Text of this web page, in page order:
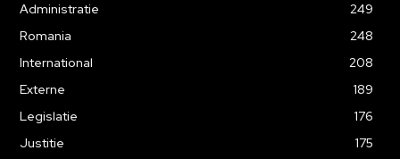
Administratie
249
Romania
248
International
208
Externe
189
Legislatie
176
Justitie
175